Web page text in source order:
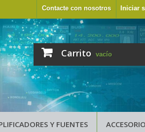
Iniciar
Contacte con nosotros
Carrito vacío
Y FUENTES